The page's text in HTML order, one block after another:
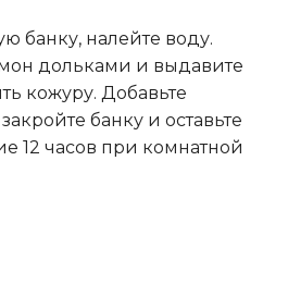
банку, налейте воду.
дольками и выдавите
кожуру. Добавьте
банку и оставьте
12 часов при комнатной